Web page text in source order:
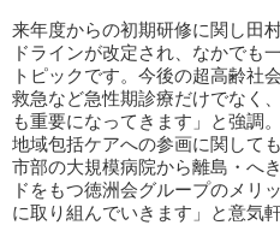
来年度からの初期研修に関し田
ドラインが改定され、なかでも
トピックです。今後の超高齢社
救急など急性期診療だけでなく
も重要になってきます」と強調
地域包括ケアへの参画に関して
市部の大規模病院から離島・へ
ドをもつ徳洲会グループのメリ
に取り組んでいきます」と意気軒